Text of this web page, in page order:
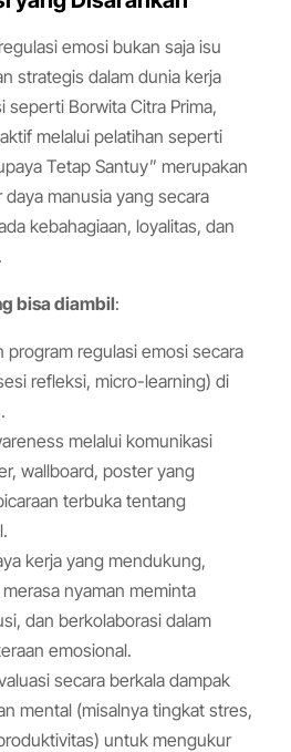
emosi bukan saja isu
strategis dalam dunia kerja
seperti Borwita Citra Prima,
melalui pelatihan seperti
Tetap Santuy” merupakan
manusia yang secara
kebahagiaan, loyalitas, dan
bisa diambil:
program regulasi emosi secara
refleksi, micro-learning) di
melalui komunikasi
wallboard, poster yang
terbuka tentang
kerja yang mendukung,
nyaman meminta
dan berkolaborasi dalam
emosional.
secara berkala dampak
mental (misalnya tingkat stres,
untuk mengukur